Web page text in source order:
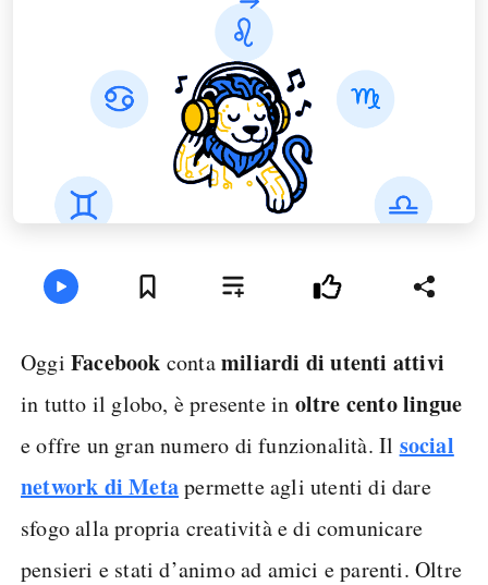
Oggi Facebook contamiliardi di utenti attivi
in tutto il globo, è presente in oltre cento lingue
e offre un gran numero di funzionalità. Il social
network di Metapermette agli utenti di dare
sfogo alla propria creatività e di comunicare
pensieri e stati d’animo ad amici e parenti. Oltre